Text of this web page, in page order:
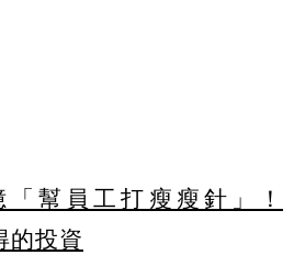
幫員工打瘦瘦針」！
的投資